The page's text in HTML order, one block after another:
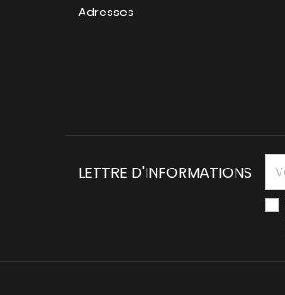
Adresses
LETTRE D'INFORMATIONS